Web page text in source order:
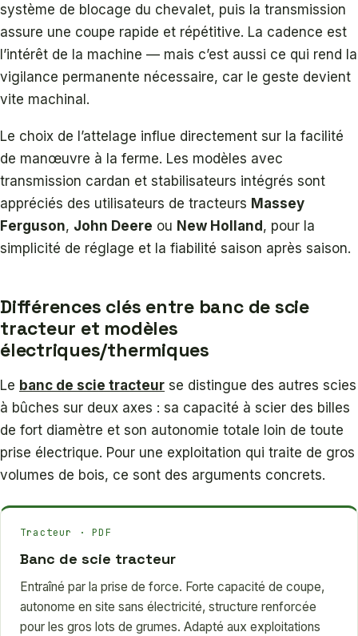
système de blocage du chevalet, puis la transmission
assure une coupe rapide et répétitive. La cadence est
l’intérêt de la machine — mais c’est aussi ce qui rend la
vigilance permanente nécessaire, car le geste devient
vite machinal.
Le choix de l’attelage influe directement sur la facilité
de manœuvre à la ferme. Les modèles avec
transmission cardan et stabilisateurs intégrés sont
appréciés des utilisateurs de tracteurs Massey
Ferguson, John Deere ou New Holland , pour la
simplicité de réglage et la fiabilité saison après saison.
Différences clés entre banc de scie
tracteur et modèles
électriques/thermiques
Le banc de scie tracteur se distingue des autres scies
à bûches sur deux axes : sa capacité à scier des billes
de fort diamètre et son autonomie totale loin de toute
prise électrique. Pour une exploitation qui traite de gros
volumes de bois, ce sont des arguments concrets.
Tracteur · PDF
Banc de scie tracteur
Entraîné par la prise de force. Forte capacité de coupe,
autonome en site sans électricité, structure renforcée
pour les gros lots de grumes. Adapté aux exploitations